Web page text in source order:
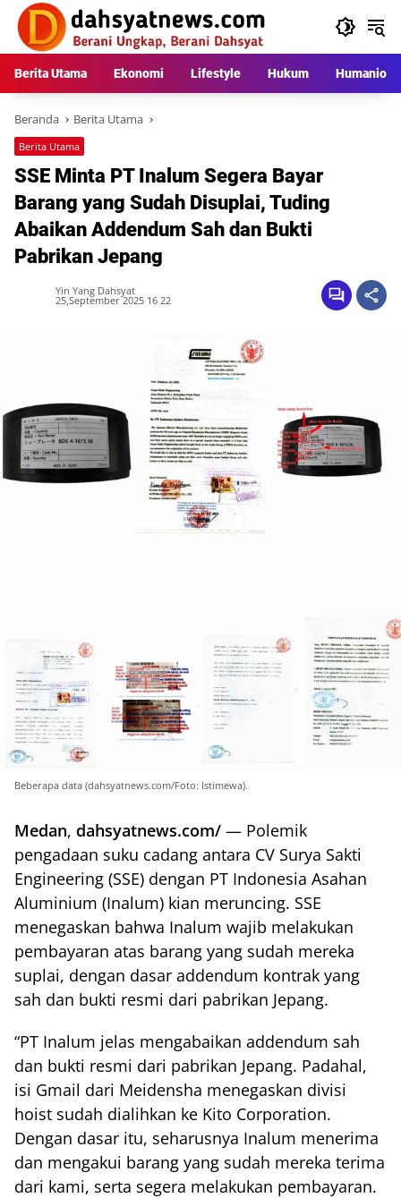
Langsung
konten
Berita Utama Ekonomi Lifestyle Hukum Humaniora
Beranda Berita Utama
Berita Utama
SSE Minta PT Inalum Segera Bayar
Barang yang Sudah Disuplai, Tuding
Abaikan Addendum Sah dan Bukti
Pabrikan Jepang
Yin Yang Dahsyat
25,September 2025 16 22
Beberapa data (dahsyatnews.com/Foto: Istimewa).
Medan, dahsyatnews.com/ — Polemik
pengadaan suku cadang antara CV Surya Sakti
Engineering (SSE) dengan PT Indonesia Asahan
Aluminium (Inalum) kian meruncing. SSE
menegaskan bahwa Inalum wajib melakukan
pembayaran atas barang yang sudah mereka
suplai, dengan dasar addendum kontrak yang
sah dan bukti resmi dari pabrikan Jepang.
“PT Inalum jelas mengabaikan addendum sah
dan bukti resmi dari pabrikan Jepang. Padahal,
isi Gmail dari Meidensha menegaskan divisi
hoist sudah dialihkan ke Kito Corporation.
Dengan dasar itu, seharusnya Inalum menerima
dan mengakui barang yang sudah mereka terima
dari kami, serta segera melakukan pembayaran.